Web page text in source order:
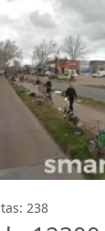
238